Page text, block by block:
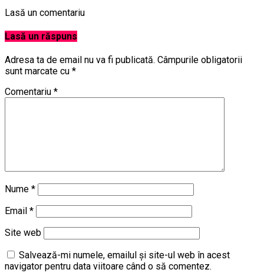
Lasă un comentariu
Lasă un răspuns
Adresa ta de email nu va fi publicată. Câmpurile obligatorii
sunt marcate cu *
Comentariu *
Nume *
Email *
Site web
Salvează-mi numele, emailul și site-ul web în acest
navigator pentru data viitoare când o să comentez.